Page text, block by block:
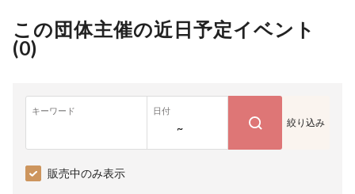
この団体主催の近日予定イベント
(0)
キーワード 日付
~ 絞り込み
販売中のみ表示